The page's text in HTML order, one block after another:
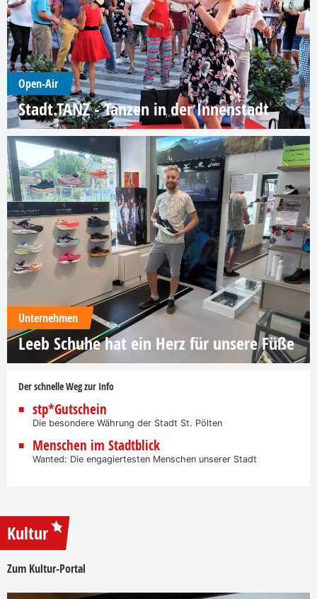
Open-Air
Stadt.TANZ - Tanzen in der Innenstadt
Unternehmen
Leeb Schuhe hat ein Herz für unsere Füße
Der schnelle Weg zur Info
stp*Gutschein
Die besondere Währung der Stadt St. Pölten
Menschen im Stadtblick
Wanted: Die engagiertesten Menschen unserer Stadt
Kultur
Zum Kultur-Portal